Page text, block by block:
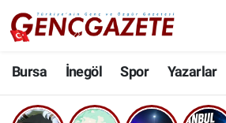
Bursa İnegöl Spor Yazarlar
Bursa
İnegöl
Nöbetçi Eczaneler
Hava Durumu